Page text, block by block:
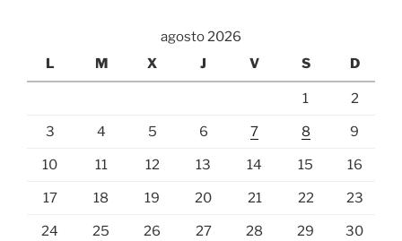
agosto 2026
L
M X J V S D
1 2
3 4 5 6 7 8 9
10 11 12 13 14 15 16
17 18 19 20 21 22 23
24 25 26 27 28 29 30